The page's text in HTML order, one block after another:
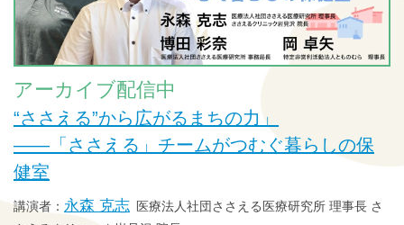
アーカイブ配信中
“ささえる”から広がるまちの力」
——「ささえる」チームがつむぐ暮らしの保
健室
永森 克志 医療法人社団ささえる医療研究所 理事長 さ